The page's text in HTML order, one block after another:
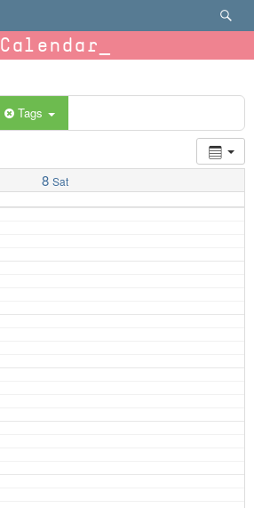
Calendar
Tags
8 Sat